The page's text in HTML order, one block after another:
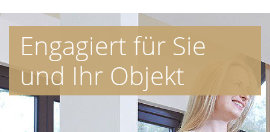
Engagiert für Sie
und Ihr Objekt